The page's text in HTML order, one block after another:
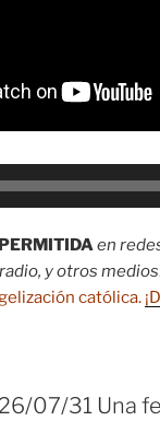
en
y otros medios
católica.
07/31 Una